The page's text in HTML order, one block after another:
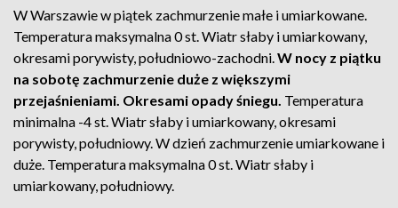
W Warszawie w piątek zachmurzenie małe i umiarkowane.
Temperatura maksymalna 0 st. Wiatr słaby i umiarkowany,
okresami porywisty, południowo-zachodni.W nocy z piątku
na sobotę zachmurzenie duże z większymi
przejaśnieniami. Okresami opady śniegu. Temperatura
minimalna -4 st. Wiatr słaby i umiarkowany, okresami
porywisty, południowy. W dzień zachmurzenie umiarkowane i
duże. Temperatura maksymalna 0 st. Wiatr słaby i
umiarkowany, południowy.